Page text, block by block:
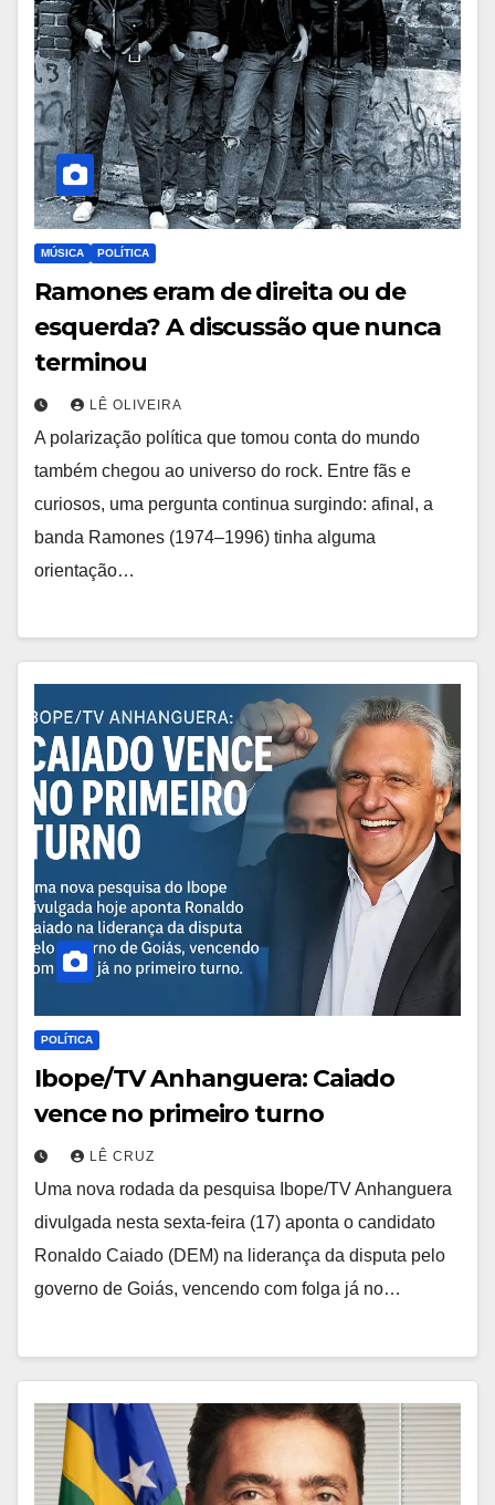
MÚSICA POLÍTICA
Ramones eram de direita ou de
esquerda? A discussão que nunca
terminou
LÊ OLIVEIRA
A polarização política que tomou conta do mundo
também chegou ao universo do rock. Entre fãs e
curiosos, uma pergunta continua surgindo: afinal, a
banda Ramones (1974–1996) tinha alguma
orientação…
POLÍTICA
Ibope/TV Anhanguera: Caiado
vence no primeiro turno
LÊ CRUZ
Uma nova rodada da pesquisa Ibope/TV Anhanguera
divulgada nesta sexta-feira (17) aponta o candidato
Ronaldo Caiado (DEM) na liderança da disputa pelo
governo de Goiás, vencendo com folga já no…